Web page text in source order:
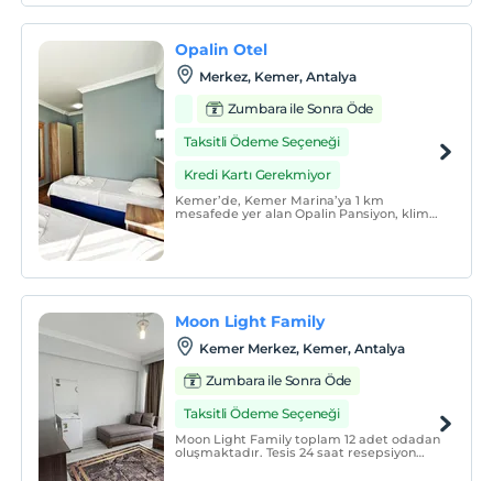
konumu, konforu, konukseverliği ve kaliteli
hizmet anlayışı ile siz misafirlerimize
Opalin Otel
Merkez, Kemer, Antalya
Zumbara ile Sonra Öde
Taksitli Ödeme Seçeneği
Kredi Kartı Gerekmiyor
Kemer’de, Kemer Marina’ya 1 km
mesafede yer alan Opalin Pansiyon, klima
Moon Light Family
Kemer Merkez, Kemer, Antalya
Zumbara ile Sonra Öde
Taksitli Ödeme Seçeneği
Moon Light Family toplam 12 adet odadan
oluşmaktadır. Tesis 24 saat resepsiyon